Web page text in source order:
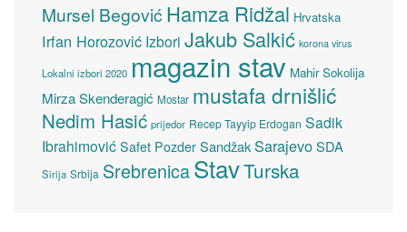
Mursel Begović Hamza Ridžal Hrvatska
Irfan Horozović Izbori Jakub Salkić korona virus
Lokalni izbori 2020 magazin stav Mahir Sokolija
Mirza Skenderagić Mostar mustafa drnišlić
Nedim Hasić prijedor Recep Tayyip Erdogan Sadik
Ibrahimović Safet Pozder SandžakSarajevoSDA
Sirija Srbija SrebrenicaStavTurska